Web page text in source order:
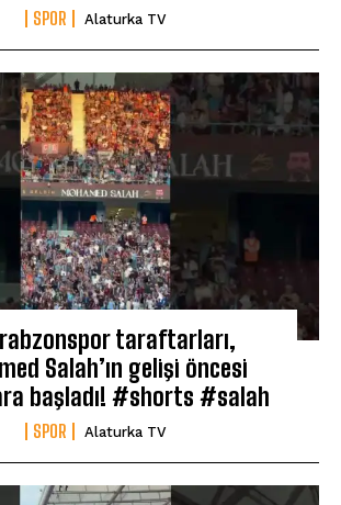
SPOR Alaturka TV
taraftarları,
Salah’ın gelişi öncesi
başladı! #shorts #salah
SPOR Alaturka TV